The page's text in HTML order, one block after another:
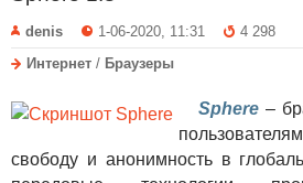
denis 1-06-2020, 11:31
4 298
Интернет / Браузеры
Sphere –
свободу и анонимность в